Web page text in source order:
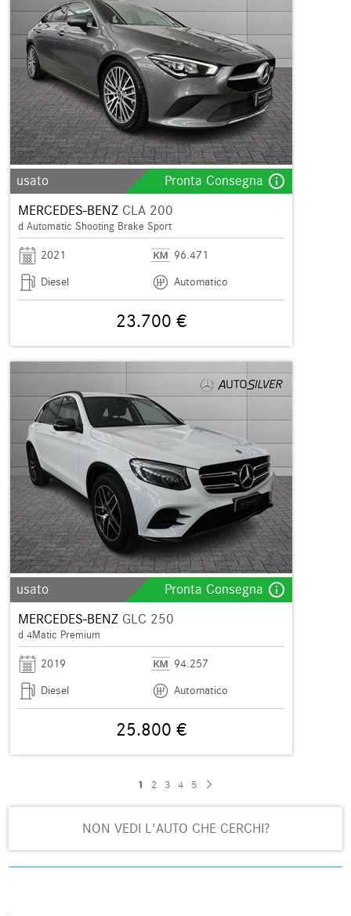
usato Pronta Consegna info_outline
MERCEDES-BENZ CLA 200
d Automatic Shooting Brake Sport
2021
96.471
Diesel
Automatico
23.700 €
usato Pronta Consegna info_outline
MERCEDES-BENZ GLC 250
d 4Matic Premium
2019
94.257
Diesel
Automatico
25.800 €
1 2 3 4 5
NON VEDI L'AUTO CHE CERCHI?